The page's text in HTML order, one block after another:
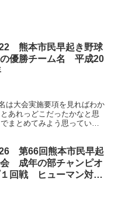
熊本市民早起き野球
優勝チーム名 平成20
は大会実施要項を見ればわか
あれっどこだったかなと思
まとめてみよう思っていま
第66回熊本市民早起
会 成年の部チャンピオ
１回戦 ヒューマン対継